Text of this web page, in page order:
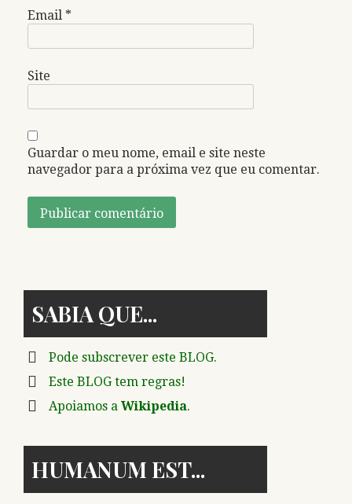
Email *
Site
Guardar o meu nome, email e site neste
navegador para a próxima vez que eu comentar.
SABIA QUE
Pode subscrever este BLOG.
Este BLOG tem regras!
Apoiamos a Wikipedia.
HUMANUM EST